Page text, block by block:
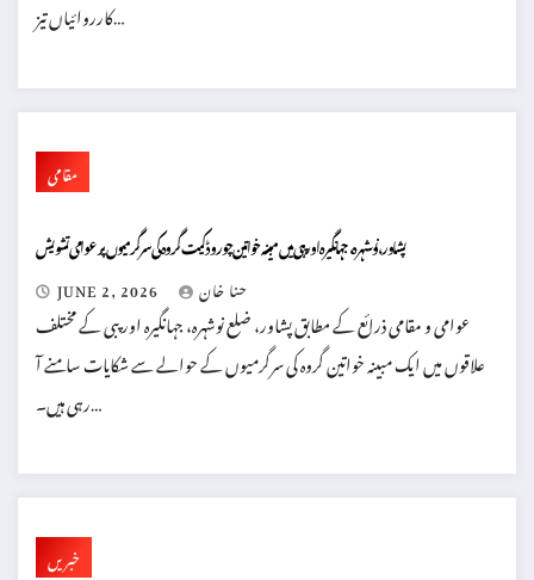
کارروائیاں تیز…
مقامی
پشاور، نوشہرہ، جہانگیرہ اور پبی میں مبینہ خواتین چور و ڈکیت گروہ کی سرگرمیوں پر عوامی تشویش
JUNE 2, 2026
حنا خان
عوامی و مقامی ذرائع کے مطابق پشاور، ضلع نوشہرہ، جہانگیرہ اور پبی کے مختلف
علاقوں میں ایک مبینہ خواتین گروہ کی سرگرمیوں کے حوالے سے شکایات سامنے آ
رہی ہیں۔…
خبریں